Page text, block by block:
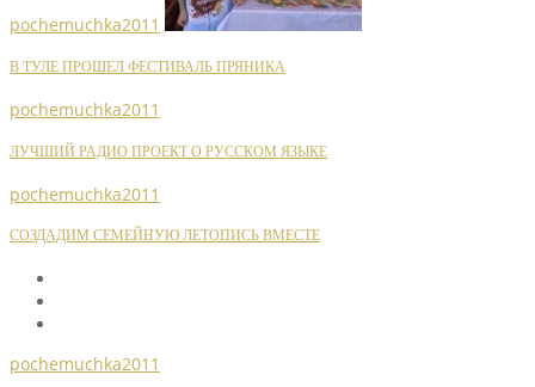
pochemuchka2011
В ТУЛЕ ПРОШЕЛ ФЕСТИВАЛЬ ПРЯНИКА
pochemuchka2011
ЛУЧШИЙ РАДИО ПРОЕКТ О РУССКОМ ЯЗЫКЕ
pochemuchka2011
СОЗДАДИМ СЕМЕЙНУЮ ЛЕТОПИСЬ ВМЕСТЕ
pochemuchka2011